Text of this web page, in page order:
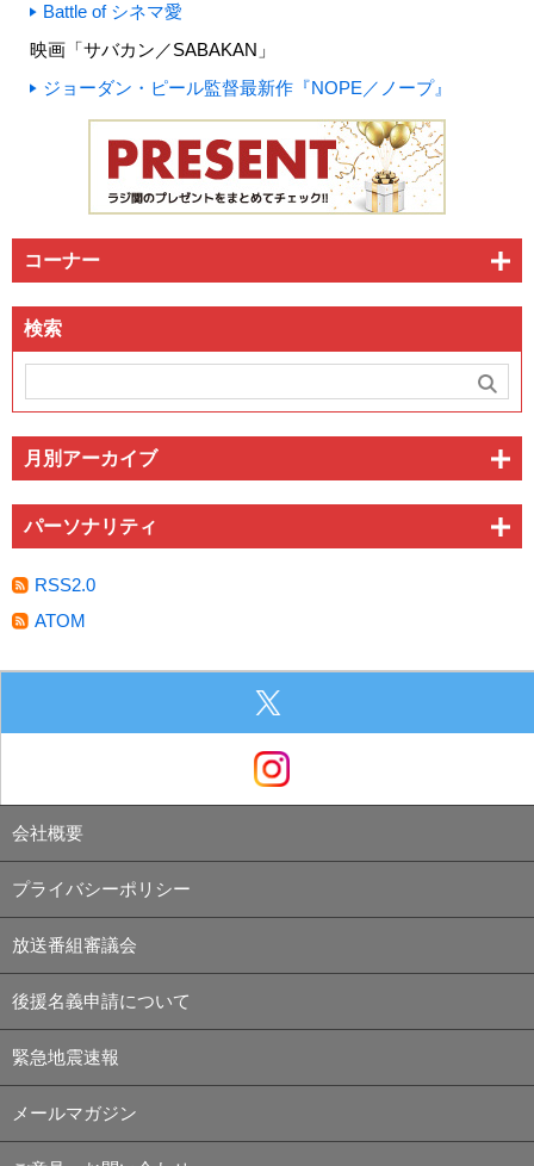
Battle of シネマ愛
映画「サバカン／SABAKAN」
ジョーダン・ピール監督最新作『NOPE／ノープ』
コーナー
検索
月別アーカイブ
パーソナリティ
RSS2.0
ATOM
会社概要
プライバシーポリシー
放送番組審議会
後援名義申請について
緊急地震速報
メールマガジン